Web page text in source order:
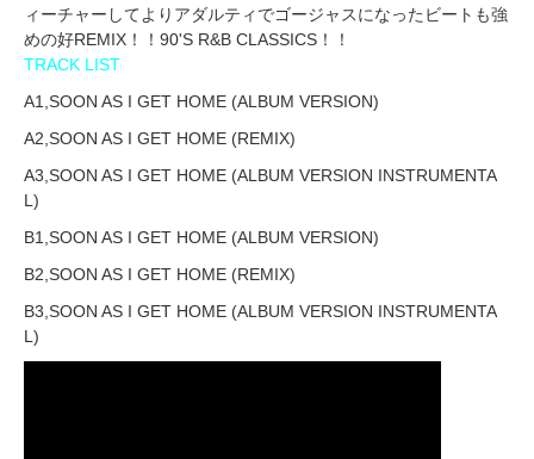
ィーチャーしてよりアダルティでゴージャスになったビートも強
めの好REMIX！！90'S R&B CLASSICS！！
TRACK LIST
A1,SOON AS I GET HOME (ALBUM VERSION)
A2,SOON AS I GET HOME (REMIX)
A3,SOON AS I GET HOME (ALBUM VERSION INSTRUMENTA
L)
B1,SOON AS I GET HOME (ALBUM VERSION)
B2,SOON AS I GET HOME (REMIX)
B3,SOON AS I GET HOME (ALBUM VERSION INSTRUMENTA
L)